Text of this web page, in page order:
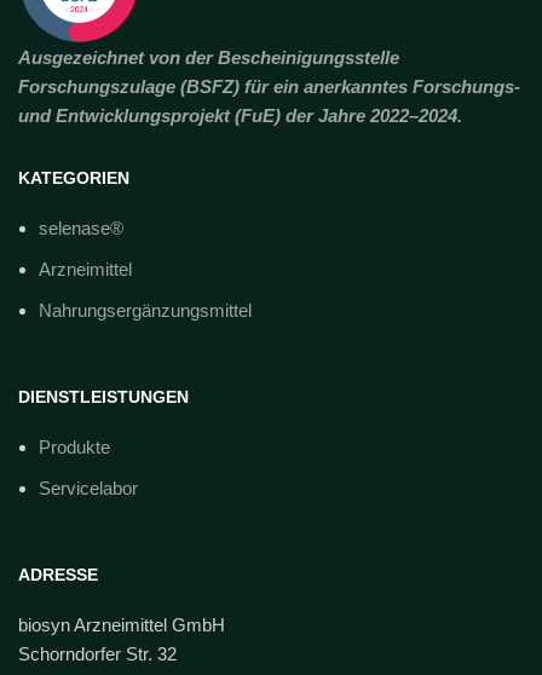
Ausgezeichnet von der Bescheinigungsstelle
Forschungszulage (BSFZ) für ein anerkanntes Forschungs-
und Entwicklungsprojekt (FuE) der Jahre 2022–2024.
KATEGORIEN
selenase®
Arzneimittel
Nahrungsergänzungsmittel
DIENSTLEISTUNGEN
Produkte
Servicelabor
ADRESSE
biosyn Arzneimittel GmbH
Schorndorfer Str. 32